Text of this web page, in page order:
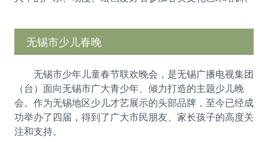
无锡市少儿春晚
无锡市少年儿童春节联欢晚会，是无锡广播电视集团
（台）面向无锡市广大青少年、倾力打造的主题少儿晚
会。作为无锡地区少儿才艺展示的头部品牌，至今已经成
功举办了四届，得到了广大市民朋友、家长孩子的高度关
注和支持。